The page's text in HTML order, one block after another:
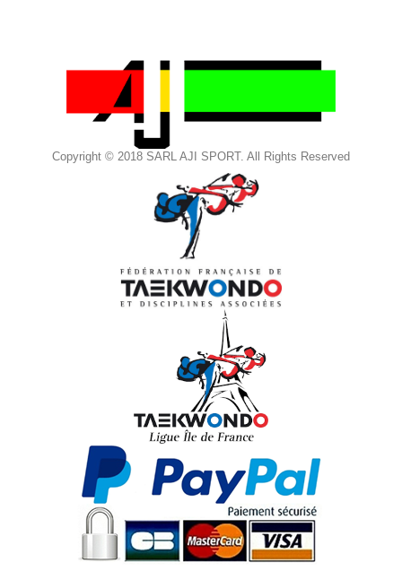
Copyright © 2018 SARL AJI SPORT. All Rights Reserved